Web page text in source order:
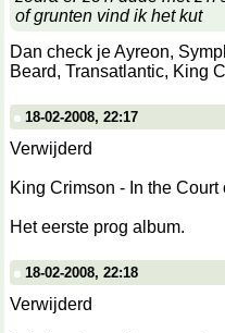
of grunten vind ik het kut
Dan check je Ayreon,
Beard, Transatlantic, King
18-02-2008, 22:17
Verwijderd
King Crimson - In the
Het eerste prog album.
18-02-2008, 22:18
Verwijderd